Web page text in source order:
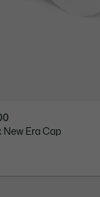
New Era Cap